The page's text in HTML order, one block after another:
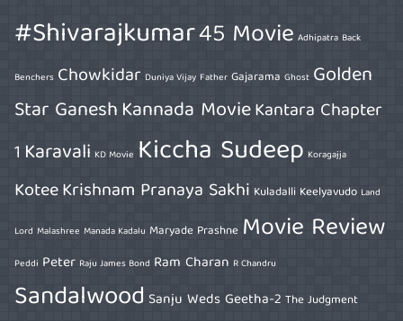
#Shivarajkumar45 Movie Adhipatra Back
Benchers Chowkidar Duniya Vijay Father Gajarama Ghost Golden
Star GaneshKannada MovieKantara Chapter
1 Karavali KD Movie Kiccha Sudeep Koragajja
KoteeKrishnam Pranaya Sakhi Kuladalli Keelyavudo Land
Lord Malashree Manada Kadalu Maryade Prashne Movie Review
Peddi Peter Raju James Bond Ram Charan R Chandru
Sandalwood Sanju Weds Geetha-2 The Judgment